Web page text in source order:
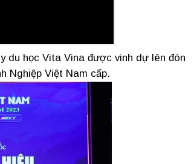
du học Vita Vina được vinh dự lên đón
Nghiệp Việt Nam cấp.